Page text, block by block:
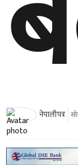
नेपालीपत्र